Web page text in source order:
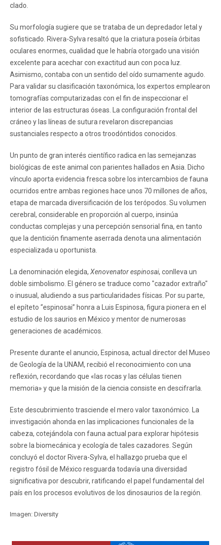
clado.
Su morfología sugiere que se trataba de un depredador letal y
sofisticado. Rivera-Sylva resaltó que la criatura poseía órbitas
oculares enormes, cualidad que le habría otorgado una visión
excelente para acechar con exactitud aun con poca luz.
Asimismo, contaba con un sentido del oído sumamente agudo.
Para validar su clasificación taxonómica, los expertos emplearon
tomografías computarizadas con el fin de inspeccionar el
interior de las estructuras óseas. La configuración frontal del
cráneo y las líneas de sutura revelaron discrepancias
sustanciales respecto a otros troodóntidos conocidos.
Un punto de gran interés científico radica en las semejanzas
biológicas de este animal con parientes hallados en Asia. Dicho
vínculo aporta evidencia fresca sobre los intercambios de fauna
ocurridos entre ambas regiones hace unos 70 millones de años,
etapa de marcada diversificación de los terópodos. Su volumen
cerebral, considerable en proporción al cuerpo, insinúa
conductas complejas y una percepción sensorial fina, en tanto
que la dentición finamente aserrada denota una alimentación
especializada u oportunista.
La denominación elegida, Xenovenator espinosai, conlleva un
doble simbolismo. El género se traduce como "cazador extraño"
o inusual, aludiendo a sus particularidades físicas. Por su parte,
el epíteto “espinosai” honra a Luis Espinosa, figura pionera en el
estudio de los saurios en México y mentor de numerosas
generaciones de académicos.
Presente durante el anuncio, Espinosa, actual director del Museo
de Geología de la UNAM, recibió el reconocimiento con una
reflexión, recordando que «las rocas y las células tienen
memoria» y que la misión de la ciencia consiste en descifrarla.
Este descubrimiento trasciende el mero valor taxonómico. La
investigación ahonda en las implicaciones funcionales de la
cabeza, cotejándola con fauna actual para explorar hipótesis
sobre la biomecánica y ecología de tales cazadores. Según
concluyó el doctor Rivera-Sylva, el hallazgo prueba que el
registro fósil de México resguarda todavía una diversidad
significativa por descubrir, ratificando el papel fundamental del
país en los procesos evolutivos de los dinosaurios de la región.
Imagen: Diversity